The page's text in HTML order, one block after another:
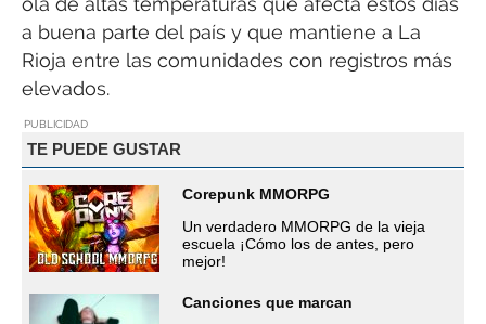
a buena parte del país y que mantiene a La
Rioja entre las comunidades con registros más
elevados.
PUBLICIDAD
TE PUEDE GUSTAR
Corepunk MMORPG
Un verdadero MMORPG de la vieja
escuela ¡Cómo los de antes, pero
mejor!
Canciones que marcan